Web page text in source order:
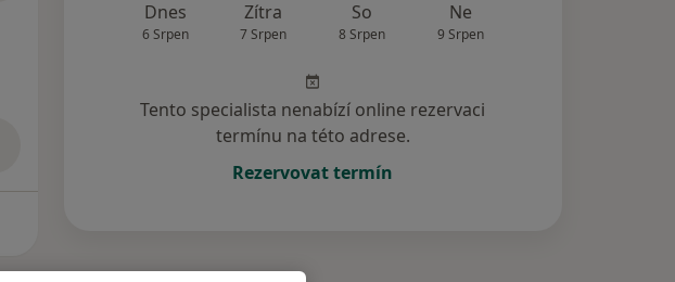
Dnes
6 Srpen
Zítra
7 Srpen
So
8 Srpen
Ne
9 Srpen
Tento specialista nenabízí online rezervaci
termínu na této adrese.
Rezervovat termín